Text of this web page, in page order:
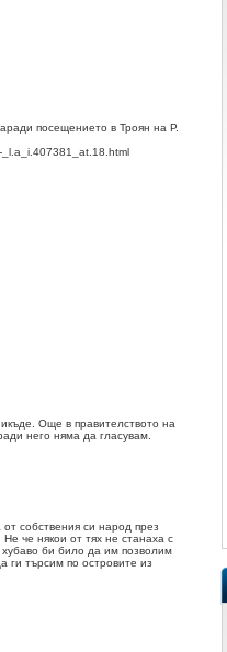
посещението в Троян на Р.
Още в правителството на
него няма да гласувам.
собствения си народ през
че някои от тях не станаха с
хубаво би било да им позволим
ги търсим по островите из